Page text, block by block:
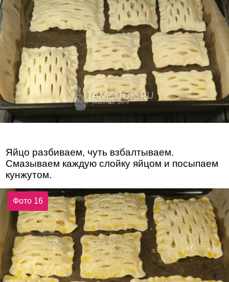
Яйцо разбиваем, чуть взбалтываем.
Смазываем каждую слойку яйцом и посыпаем
кунжутом.
Фото 16